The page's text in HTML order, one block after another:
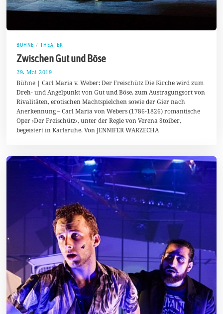
BÜHNE / THEATER
Zwischen Gut und Böse
29. Mai 2019
.
J
u
n
i
2
0
1
Bühne | Carl Maria v. Weber: Der Freischütz Die Kirche wird zum
Dreh- und Angelpunkt von Gut und Böse, zum Austragungsort von
Rivalitäten, erotischen Machtspielchen sowie der Gier nach
Anerkennung – Carl Maria von Webers (1786-1826) romantische
Oper ›Der Freischütz‹, unter der Regie von Verena Stoiber,
begeistert in Karlsruhe. Von JENNIFER WARZECHA